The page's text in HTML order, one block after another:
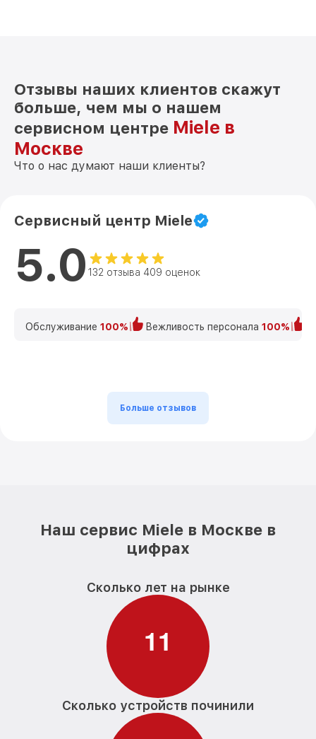
Отзывы наших клиентов скажут
больше, чем мы о нашем
сервисном центре Miele в
Москве
Что о нас думают наши клиенты?
Сервисный центр Miele
5.0 132 отзыва 409 оценок
Обслуживание 100% Вежливость персонала 100%
Больше отзывов
Наш сервис Miele в Москве в
цифрах
Сколько лет на рынке
11
Сколько устройств починили